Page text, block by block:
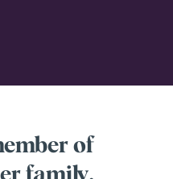
of